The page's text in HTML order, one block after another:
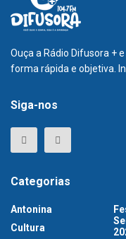
Ouça a Rádio Difusora +
forma rápida e objetiva.
Siga-nos
Categorias
Antonina
Cultura